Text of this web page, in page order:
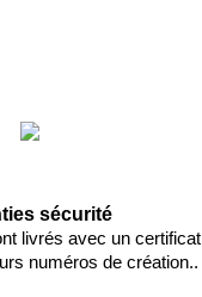
sécurité
livrés avec un certificat
numéros de création..